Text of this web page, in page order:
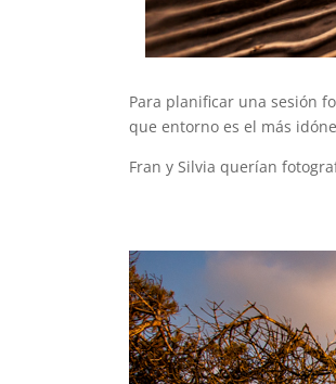
Para planificar una sesión
que entorno es el más
Fran y Silvia querían